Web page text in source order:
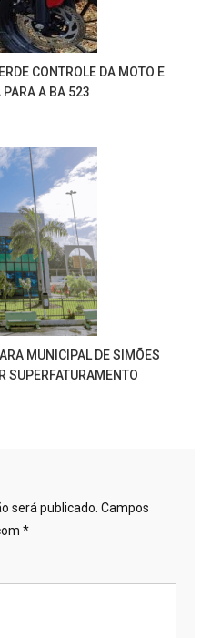
CONTROLE DA MOTO E
PARA A BA 523
MUNICIPAL DE SIMÕES
SUPERFATURAMENTO
será publicado. Campos
*